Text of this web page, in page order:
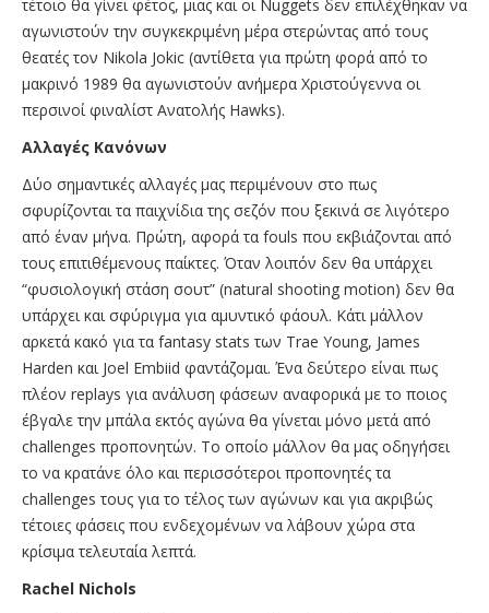
τέτοιο θα γίνει φέτος, μιας και οι Nuggets δεν επιλέχθηκαν να
αγωνιστούν την συγκεκριμένη μέρα στερώντας από τους
θεατές τον Nikola Jokic (αντίθετα για πρώτη φορά από το
μακρινό 1989 θα αγωνιστούν ανήμερα Χριστούγεννα οι
περσινοί φιναλίστ Ανατολής Hawks).
Αλλαγές Κανόνων
Δύο σημαντικές αλλαγές μας περιμένουν στο πως
σφυρίζονται τα παιχνίδια της σεζόν που ξεκινά σε λιγότερο
από έναν μήνα. Πρώτη, αφορά τα fouls που εκβιάζονται από
τους επιτιθέμενους παίκτες. Όταν λοιπόν δεν θα υπάρχει
“φυσιολογική στάση σουτ” (natural shooting motion) δεν θα
υπάρχει και σφύριγμα για αμυντικό φάουλ. Κάτι μάλλον
αρκετά κακό για τα fantasy stats των Trae Young, James
Harden και Joel Embiid φαντάζομαι. Ένα δεύτερο είναι πως
πλέον replays για ανάλυση φάσεων αναφορικά με το ποιος
έβγαλε την μπάλα εκτός αγώνα θα γίνεται μόνο μετά από
challenges προπονητών. Το οποίο μάλλον θα μας οδηγήσει
το να κρατάνε όλο και περισσότεροι προπονητές τα
challenges τους για το τέλος των αγώνων και για ακριβώς
τέτοιες φάσεις που ενδεχομένων να λάβουν χώρα στα
κρίσιμα τελευταία λεπτά.
Rachel Nichols